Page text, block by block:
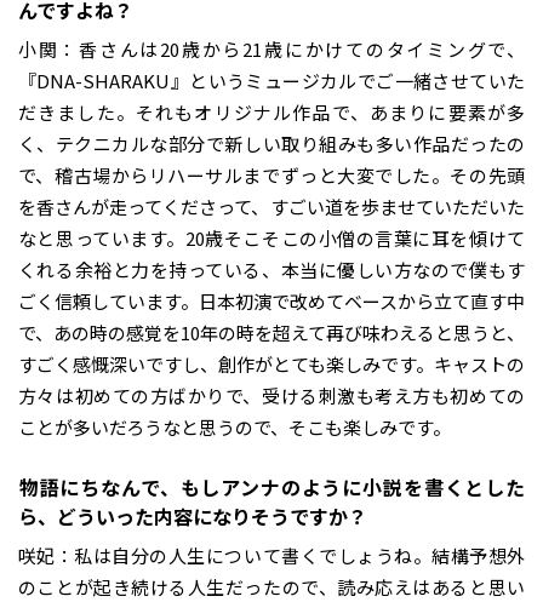
んですよね？
小関：香さんは20歳から21歳にかけてのタイミングで、
『DNA-SHARAKU』というミュージカルでご一緒させていた
だきました。それもオリジナル作品で、あまりに要素が多
く、テクニカルな部分で新しい取り組みも多い作品だったの
で、稽古場からリハーサルまでずっと大変でした。その先頭
を香さんが走ってくださって、すごい道を歩ませていただいた
なと思っています。20歳そこそこの小僧の言葉に耳を傾けて
くれる余裕と力を持っている、本当に優しい方なので僕もす
ごく信頼しています。日本初演で改めてベースから立て直す中
で、あの時の感覚を10年の時を超えて再び味わえると思うと、
すごく感慨深いですし、創作がとても楽しみです。キャストの
方々は初めての方ばかりで、受ける刺激も考え方も初めての
ことが多いだろうなと思うので、そこも楽しみです。
――物語にちなんで、もしアンナのように小説を書くとした
ら、どういった内容になりそうですか？
咲妃：私は自分の人生について書くでしょうね。結構予想外
のことが起き続ける人生だったので、読み応えはあると思い